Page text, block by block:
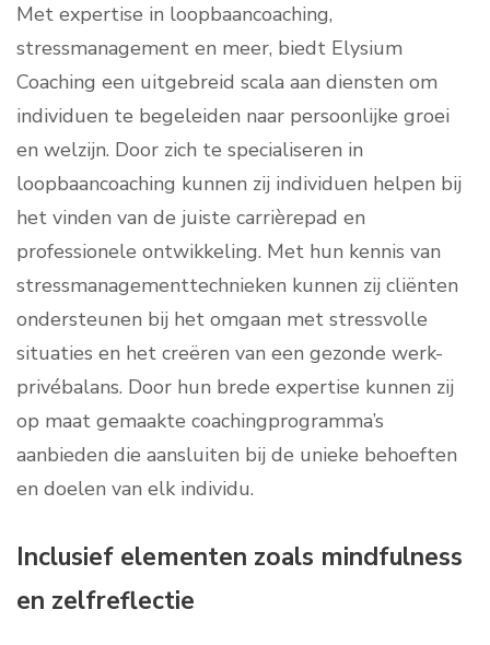
Met expertise in loopbaancoaching,
stressmanagement en meer, biedt Elysium
Coaching een uitgebreid scala aan diensten om
individuen te begeleiden naar persoonlijke groei
en welzijn. Door zich te specialiseren in
loopbaancoaching kunnen zij individuen helpen bij
het vinden van de juiste carrièrepad en
professionele ontwikkeling. Met hun kennis van
stressmanagementtechnieken kunnen zij cliënten
ondersteunen bij het omgaan met stressvolle
situaties en het creëren van een gezonde werk-
privébalans. Door hun brede expertise kunnen zij
op maat gemaakte coachingprogramma’s
aanbieden die aansluiten bij de unieke behoeften
en doelen van elk individu.
Inclusief elementen zoals mindfulness
en zelfreflectie